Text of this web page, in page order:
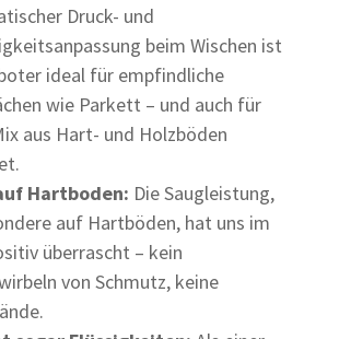
Druck- und
beim Wischen ist
ideal für empfindliche
wie Parkett – und auch für
aus Hart- und Holzböden
Hartboden: Die Saugleistung,
auf Hartböden, hat uns im
überrascht – kein
von Schmutz, keine